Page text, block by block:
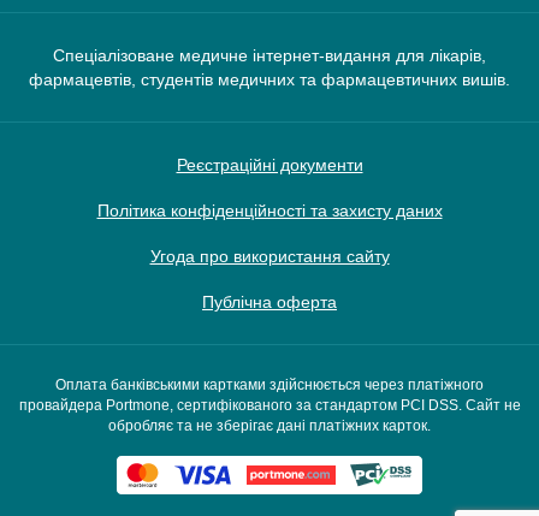
Спеціалізоване медичне інтернет-видання для лікарів,
фармацевтів, студентів медичних та фармацевтичних вишів.
Реєстраційні документи
Політика конфіденційності та захисту даних
Угода про використання сайту
Публічна оферта
Оплата банківськими картками здійснюється через платіжного
провайдера Portmone, сертифікованого за стандартом PCI DSS. Сайт не
обробляє та не зберігає дані платіжних карток.